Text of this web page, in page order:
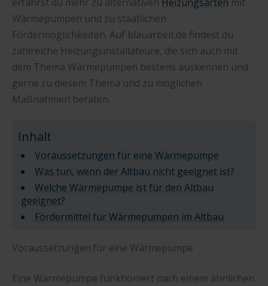
Wärmepumpen und zu staatlichen
Fördermöglichkeiten. Auf blauarbeit.de findest du
zahlreiche Heizungsinstallateure, die sich auch mit
dem Thema Wärmepumpen bestens auskennen und
gerne zu diesem Thema und zu möglichen
Maßnahmen beraten.
Inhalt
Voraussetzungen für eine Wärmepumpe
Was tun, wenn der Altbau nicht geeignet ist?
Welche Wärmepumpe ist für den Altbau
geeignet?
Fördermittel für Wärmepumpen im Altbau
Voraussetzungen für eine Wärmepumpe
Eine Wärmepumpe funktioniert nach einem ähnlichen